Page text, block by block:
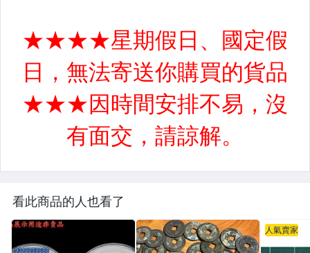
看此商品的人也看了
人氣賣家